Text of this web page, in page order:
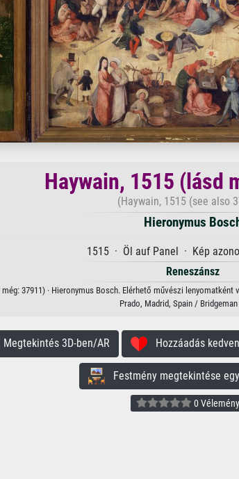
Haywain, 1515 (lásd
(Haywain, 1515 (see also
Hieronymus
1515 · Öl auf Panel · Kép
Reneszánsz
még: 37911) · Hieronymus Bosch. Elérhető művészi
Prado, Madrid, Spain /
Megtekintés 3D-ben/AR Hozzáadás
Festmény megtekintése
0